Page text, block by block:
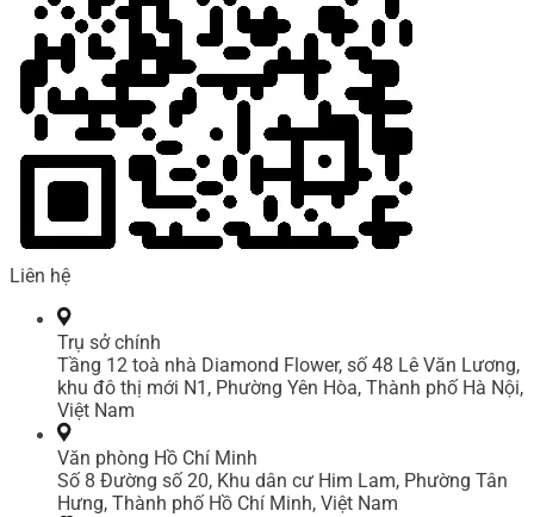
Liên hệ
Trụ sở chính
Tầng 12 toà nhà Diamond Flower, số 48 Lê Văn Lương,
khu đô thị mới N1, Phường Yên Hòa, Thành phố Hà Nội,
Việt Nam
Văn phòng Hồ Chí Minh
Số 8 Đường số 20, Khu dân cư Him Lam, Phường Tân
Hưng, Thành phố Hồ Chí Minh, Việt Nam